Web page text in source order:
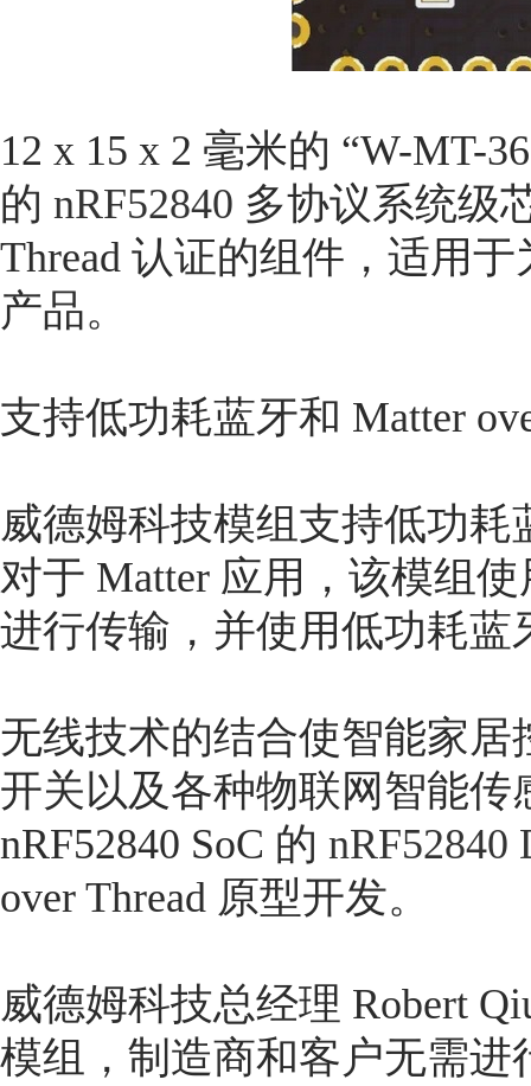
12 x 15 x 2 毫米的 “W-MT-
的 nRF52840 多协议系统级
Thread 认证的组件，适用
产品。
支持低功耗蓝牙和 Matter
威德姆科技模组支持低功耗
对于 Matter 应用，该模组使
进行传输，并使用低功耗
无线技术的结合使智能家
开关以及各种物联网智能
nRF52840 SoC 的 nRF52840
over Thread 原型开发。
威德姆科技总经理 Robert
模组，制造商和客户无需